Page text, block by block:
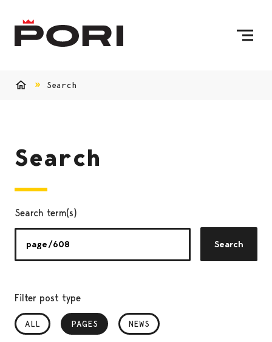
Search
Search
Search term(s)
Search
Filter post type
ALL PAGES
, SELECTED NEWS